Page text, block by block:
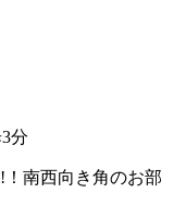
分
！南西向き角のお部